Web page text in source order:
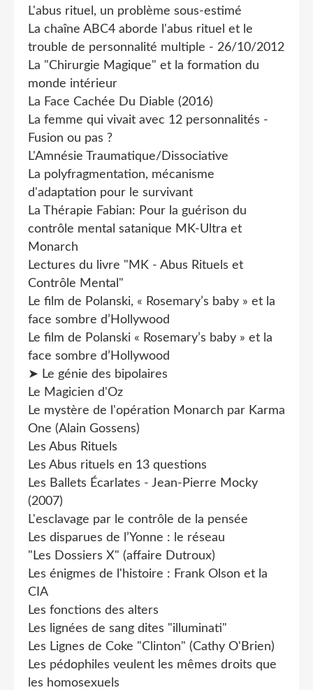
L'abus rituel, un problème sous-estimé
La chaîne ABC4 aborde l'abus rituel et le
trouble de personnalité multiple - 26/10/2012
La "Chirurgie Magique" et la formation du
monde intérieur
La Face Cachée Du Diable (2016)
La femme qui vivait avec 12 personnalités -
Fusion ou pas ?
L'Amnésie Traumatique/Dissociative
La polyfragmentation, mécanisme
d'adaptation pour le survivant
La Thérapie Fabian: Pour la guérison du
contrôle mental satanique MK-Ultra et
Monarch
Lectures du livre "MK - Abus Rituels et
Contrôle Mental"
Le film de Polanski, « Rosemary’s baby » et la
face sombre d’Hollywood
Le film de Polanski « Rosemary’s baby » et la
face sombre d’Hollywood
➤ Le génie des bipolaires
Le Magicien d'Oz
Le mystère de l'opération Monarch par Karma
One (Alain Gossens)
Les Abus Rituels
Les Abus rituels en 13 questions
Les Ballets Écarlates - Jean-Pierre Mocky
(2007)
L'esclavage par le contrôle de la pensée
Les disparues de l’Yonne : le réseau
"Les Dossiers X" (affaire Dutroux)
Les énigmes de l'histoire : Frank Olson et la
CIA
Les fonctions des alters
Les lignées de sang dites "illuminati"
Les Lignes de Coke "Clinton" (Cathy O'Brien)
Les pédophiles veulent les mêmes droits que
les homosexuels